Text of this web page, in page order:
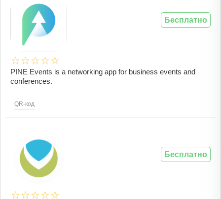
PINE Events is a networking app for business events and
conferences.
QR-код
Бесплатно
Бесплатно